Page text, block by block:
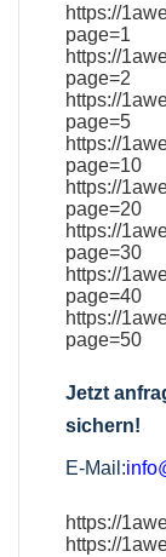
https://
page=1
https://
page=2
https://
page=5
https://
page=10
https://
page=20
https://
page=30
https://
page=40
https://
page=50
Jetzt
sichern!
E-Mail:
https://
https://